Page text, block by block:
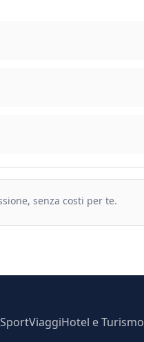
senza costi per te.
SportViaggiHotel e Turismo